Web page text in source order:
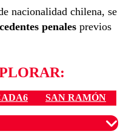
nacionalidad chilena, se
penales previos
SAN RAMÓN